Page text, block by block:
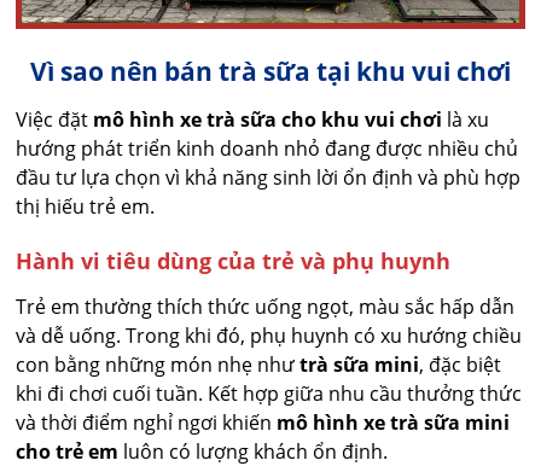
Vì sao nên bán trà sữa tại khu vui chơi
Việc đặt mô hình xe trà sữa cho khu vui chơi là xu
hướng phát triển kinh doanh nhỏ đang được nhiều chủ
đầu tư lựa chọn vì khả năng sinh lời ổn định và phù hợp
thị hiếu trẻ em.
Hành vi tiêu dùng của trẻ và phụ huynh
Trẻ em thường thích thức uống ngọt, màu sắc hấp dẫn
và dễ uống. Trong khi đó, phụ huynh có xu hướng chiều
con bằng những món nhẹ nhưtrà sữa mini, đặc biệt
khi đi chơi cuối tuần. Kết hợp giữa nhu cầu thưởng thức
và thời điểm nghỉ ngơi khiến mô hình xe trà sữa mini
cho trẻ em luôn có lượng khách ổn định.